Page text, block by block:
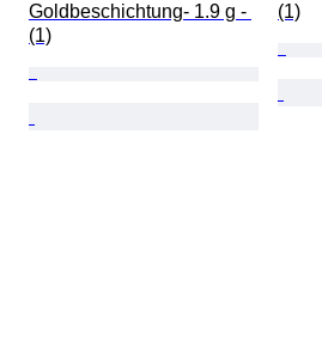
Goldbeschichtung- 1.9 g -
(1)
(1)